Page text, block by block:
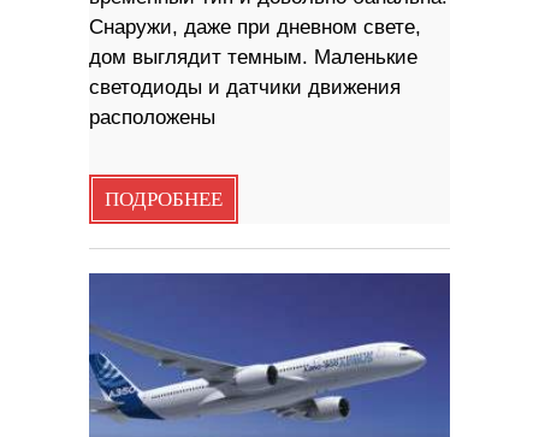
Снаружи, даже при дневном свете,
дом выглядит темным. Маленькие
светодиоды и датчики движения
расположены
ПОДРОБНЕЕ